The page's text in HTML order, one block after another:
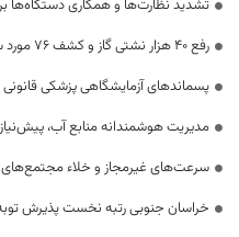
تشدید نظارت‌ها و همکاری
رفع 40 هزار نشتی گاز و کشف 76 مورد سرقت گاز در چهار ماهه نخست سال
پسماندهای آزمایشگاهی پزشکی
مدیریت هوشمندانه منابع آب،
سرعت‌های غیرمجاز و خلاء مجتمع‌های
خراسان جنوبی رتبه نخست پذیرش